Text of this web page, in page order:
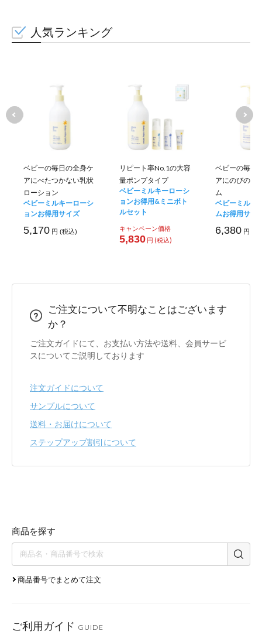
人気ランキング
ベビーの毎日の全身ケ
アにべたつかない乳状
ローション
ベビーミルキーローシ
ョンお得用サイズ
5,170 円 (税込)
リピート率No.1の大容
量ポンプタイプ
ベビーミルキーローシ
ョンお得用&ミニボト
ルセット
キャンペーン価格
5,830 円 (税込)
ベビーの毎日
アにのびのい
ム
ベビーミルキ
ムお得用サイ
6,380 円 (税
ご注文について不明なことはございます
か？
ご注文ガイドにて、お支払い方法や送料、会員サービ
スについてご説明しております
注文ガイドについて
サンプルについて
送料・お届けについて
ステップアップ割引について
商品を探す
商品番号でまとめて注文
ご利用ガイド GUIDE